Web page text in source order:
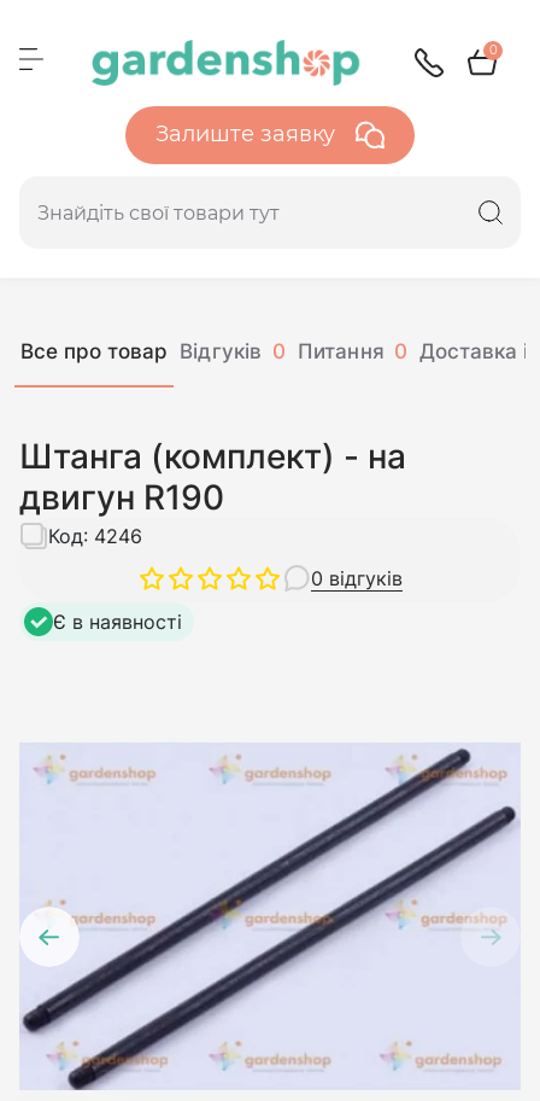
0
Залиште заявку
Все про товар Відгуків 0 Питання 0 Доставка і
Штанга (комплект) - на
двигун R190
0 відгуків
Код: 4246
Є в наявності